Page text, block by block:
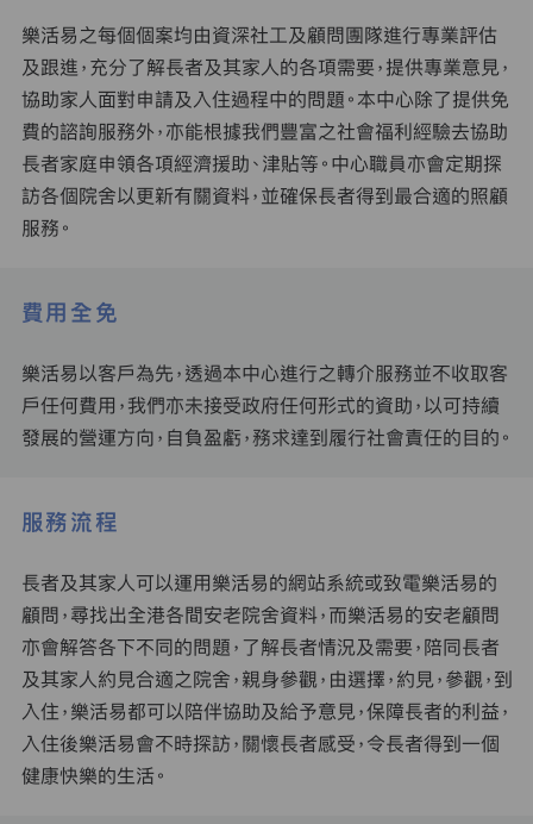
樂活易之每個個案均由資深社工及顧問團隊進行專業評估
及跟進，充分了解長者及其家人的各項需要，提供專業意見，
協助家人面對申請及入住過程中的問題。本中心除了提供免
費的諮詢服務外，亦能根據我們豐富之社會福利經驗去協助
長者家庭申領各項經濟援助、津貼等。中心職員亦會定期探
訪各個院舍以更新有關資料，並確保長者得到最合適的照顧
服務。
費用全免
樂活易以客戶為先，透過本中心進行之轉介服務並不收取客
戶任何費用，我們亦未接受政府任何形式的資助，以可持續
發展的營運方向，自負盈虧，務求達到履行社會責任的目的。
服務流程
長者及其家人可以運用樂活易的網站系統或致電樂活易的
顧問，尋找出全港各間安老院舍資料，而樂活易的安老顧問
亦會解答各下不同的問題，了解長者情況及需要，陪同長者
及其家人約見合適之院舍，親身參觀，由選擇，約見，參觀，到
入住，樂活易都可以陪伴協助及給予意見，保障長者的利益，
入住後樂活易會不時探訪，關懷長者感受，令長者得到一個
健康快樂的生活。